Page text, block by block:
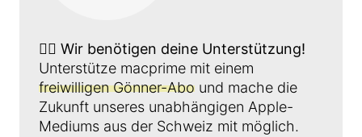
👉🏼 Wir benötigen deine Unterstützung!
Unterstütze macprime mit einem
freiwilligen Gönner-Abo und mache die
Zukunft unseres unabhängigen Apple-
Mediums aus der Schweiz mit möglich.